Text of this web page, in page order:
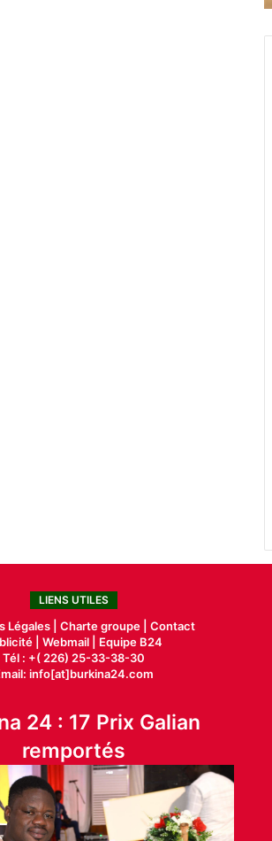
LIENS UTILES
Légales | Charte groupe | Contact
|Webmail |
Equipe B24
Tél : +( 226) 25-33-38-30
info[at]burkina24.com
24 : 17 Prix Galian
remportés